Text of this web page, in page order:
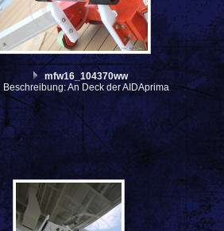
mfw16_104370ww
Beschreibung: An Deck der AIDAprima